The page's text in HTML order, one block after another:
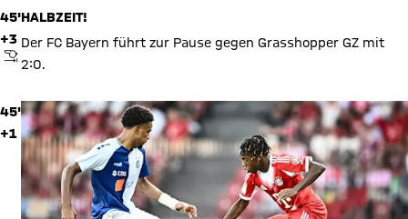
45'
+3
ABPFIFF
HALBZEIT!
Der FC Bayern führt zur Pause gegen Grasshopper GZ mit
2:0.
45'
+1